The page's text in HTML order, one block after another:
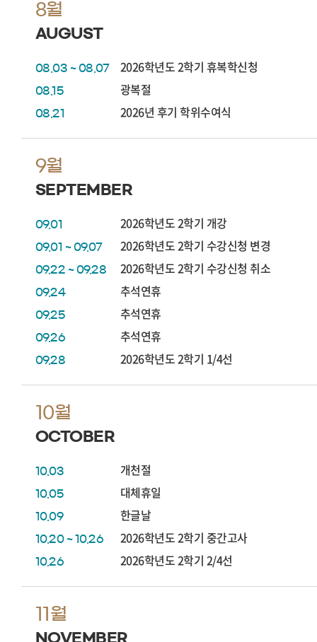
8월
AUGUST
08.03 ~ 08.07 2026학년도 2학기 휴복학신청
08.15 광복절
08.21 2026년 후기 학위수여식
9월
SEPTEMBER
09.01 2026학년도 2학기 개강
09.01 ~ 09.07 2026학년도 2학기 수강신청 변경
09.22 ~ 09.28 2026학년도 2학기 수강신청 취소
09.24 추석연휴
09.25 추석연휴
09.26 추석연휴
09.28 2026학년도 2학기 1/4선
10월
OCTOBER
10.03 개천절
10.05 대체휴일
10.09 한글날
10.20 ~ 10.26 2026학년도 2학기 중간고사
10.26 2026학년도 2학기 2/4선
11월
NOVEMBER